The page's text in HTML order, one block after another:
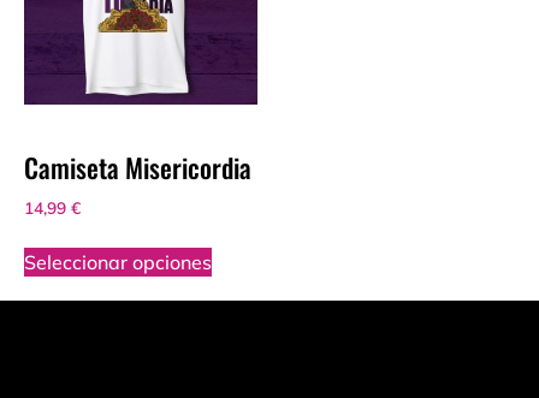
Camiseta Misericordia
14,99 €
Seleccionar opciones